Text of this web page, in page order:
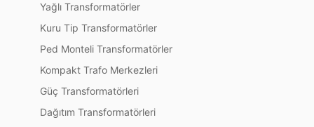
Yağlı Transformatörler
Kuru Tip Transformatörler
Ped Monteli Transformatörler
Kompakt Trafo Merkezleri
Güç Transformatörleri
Dağıtım Transformatörleri